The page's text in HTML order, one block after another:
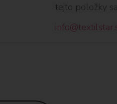
tejto položky